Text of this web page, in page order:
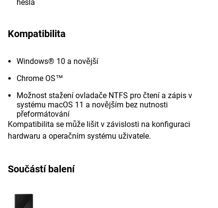
hesla
Kompatibilita
Windows® 10 a novější
Chrome OS™
Možnost stažení ovladače NTFS pro čtení a zápis v
systému macOS 11 a novějším bez nutnosti
přeformátování
Kompatibilita se může lišit v závislosti na konfiguraci
hardwaru a operačním systému uživatele.
Součástí balení